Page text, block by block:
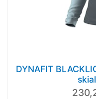
DYNAFIT